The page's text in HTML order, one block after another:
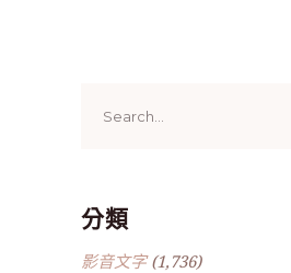
for:
分類
影音文字(1,736)